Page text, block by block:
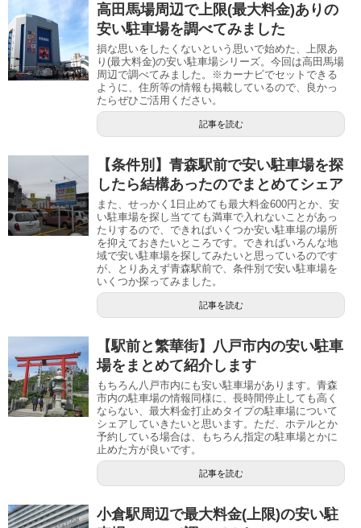
高田馬場周辺で上限(最大料金)ありの
安い駐車場を調べてみました
損な思いをしたくないという思いで始めた、上限あ
り(最大料金)の安い駐車場シリーズ。今回は高田馬場
周辺で調べてみました。※カーナビでセットできる
ように、住所等の情報も掲載しているので、良かっ
たらぜひご活用ください。
記事を読む
【条件別】青森駅前で安い駐車場を探
したら結構あったのでまとめてシェア
また、せっかく1日止めても最大料金600円とか、安
い駐車場を探し当てても満車で入れないことがあっ
たりするので、できればいくつか安い駐車場の場所
を抑えておきたいところです。できればいろんな地
域で安い駐車場を探してみたいと思っているのです
が、とりあえず青森駅前で、条件別で安い駐車場を
いくつか探ってみました。
記事を読む
【駅前と繁華街】八戸市内の安い駐車
場をまとめて紹介します
もちろん八戸市内にも安い駐車場があります。青森
市内の駐車場の情報同様に、長時間停止しても高く
ならない、最大料金打止めタイプの駐車場について
シェアしていきたいと思います。ただ、ホテルとか
予約している場合は、もちろん指定の駐車場とかに
止めた方が良いです。
記事を読む
小倉駅周辺で最大料金(上限)の安い駐